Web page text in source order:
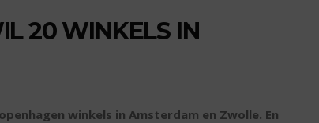
20 WINKELS IN
winkels in Amsterdam en Zwolle. En